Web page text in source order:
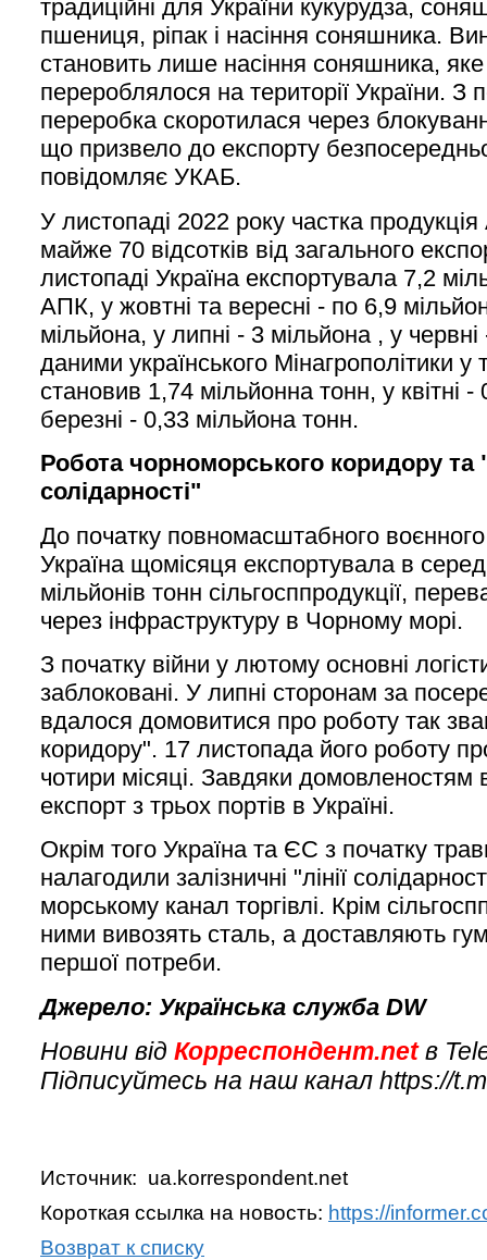
традиційні для України кукурудза,
пшениця, ріпак і насіння соняшника.
становить лише насіння соняшника,
перероблялося на території України. З
переробка скоротилася через
що призвело до експорту
повідомляє УКАБ.
У листопаді 2022 року частка
майже 70 відсотків від загального
листопаді Україна експортувала 7,2
АПК, у жовтні та вересні - по 6,9
мільйона, у липні - 3 мільйона , у
даними українського Мінагрополітики у
становив 1,74 мільйонна тонн, у квітні
березні - 0,33 мільйона тонн.
Робота чорноморського коридору та
солідарності"
До початку повномасштабного
Україна щомісяця експортувала в
мільйонів тонн сільгосппродукції,
через інфраструктуру в Чорному морі.
З початку війни у лютому основні
заблоковані. У липні сторонам за
вдалося домовитися про роботу так
коридору". 17 листопада його роботу
чотири місяці. Завдяки домовленостям
експорт з трьох портів в Україні.
Окрім того Україна та ЄС з початку
налагодили залізничні "лінії
морському канал торгівлі. Крім
ними вивозять сталь, а доставляють
першої потреби.
Джерело: Українська служба DW
Новини від Корреспондент.netв
Підписуйтесь на наш канал https://
Источник: ua.korrespondent.net
Короткая ссылка на новость: https://
Возврат к списку